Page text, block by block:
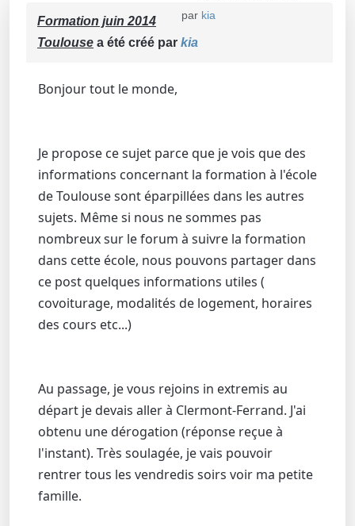
par kia
Formation juin 2014
Toulouse a été créé par kia
Bonjour tout le monde,
Je propose ce sujet parce que je vois que des
informations concernant la formation à l'école
de Toulouse sont éparpillées dans les autres
sujets. Même si nous ne sommes pas
nombreux sur le forum à suivre la formation
dans cette école, nous pouvons partager dans
ce post quelques informations utiles (
covoiturage, modalités de logement, horaires
des cours etc...)
Au passage, je vous rejoins in extremis au
départ je devais aller à Clermont-Ferrand. J'ai
obtenu une dérogation (réponse reçue à
l'instant). Très soulagée, je vais pouvoir
rentrer tous les vendredis soirs voir ma petite
famille.